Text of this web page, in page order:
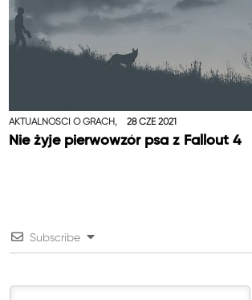
AKTUALNOŚCI O GRACH, 28 CZE 2021
Nie żyje pierwowzór psa z Fallout 4
Subscribe